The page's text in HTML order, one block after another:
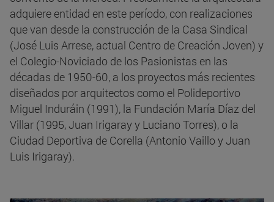
adquiere entidad en este período, con realizaciones
que van desde la construcción de la Casa Sindical
(José Luis Arrese, actual Centro de Creación Joven) y
el Colegio-Noviciado de los Pasionistas en las
décadas de 1950-60, a los proyectos más recientes
diseñados por arquitectos como el Polideportivo
Miguel Induráin (1991), la Fundación María Díaz del
Villar (1995, Juan Irigaray y Luciano Torres), o la
Ciudad Deportiva de Corella (Antonio Vaillo y Juan
Luis Irigaray).